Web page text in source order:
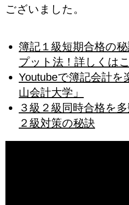
ございました。
簿記１級短期合格の
プット法！詳しくは
Youtubeで簿記会計を
山会計大学」
３級２級同時合格を
２級対策の秘訣